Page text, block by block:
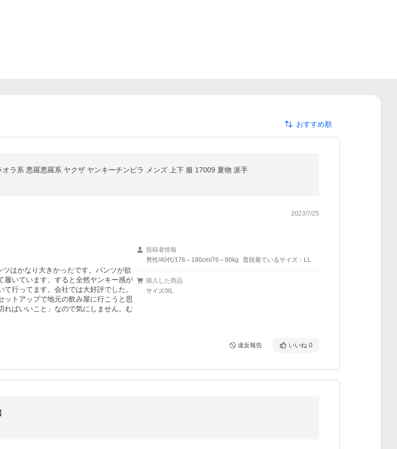
おすすめ順
ラ系 悪羅悪羅系 ヤクザ ヤンキーチンピラ メンズ 上下 服 17009 夏物 派手
2023/7/25
はかなり大きかったです。パンツが欲
履いています。すると全然ヤンキー感が
行ってます。会社では大好評でした。
ットアップで地元の飲み屋に行こうと思
ればいいこと」なので気にしません。む
投稿者情報
男性/40代/176～180cm/76～80kg
普段着ているサイズ：LL
購入した商品
サイズ/XL
違反報告 いいね 0